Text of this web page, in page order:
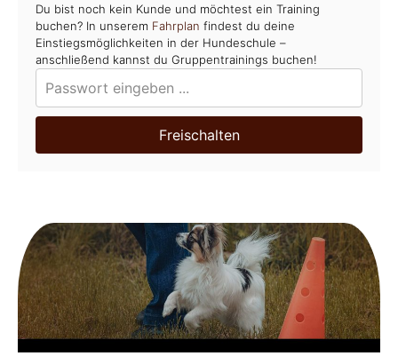
Du bist noch kein Kunde und möchtest ein Training
buchen? In unserem Fahrplan findest du deine
Einstiegsmöglichkeiten in der Hundeschule –
anschließend kannst du Gruppentrainings buchen!
Freischalten